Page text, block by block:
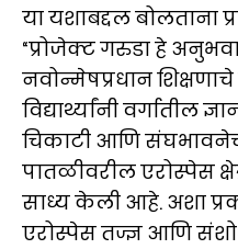
या यशाबद्दल बोलताना
“प्रोजेक्ट गरुडा हे
नवोन्मेषप्रधान
विद्यार्थ्यांनी वर्गातील
चिकाटी आणि
पातळीवरील एरोस्पेस
साध्य केली आहे. अशा
एरोस्पेस तज्ज्ञ आणि